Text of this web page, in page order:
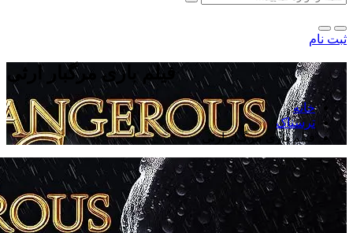
ثبت نام
فیلم بازی مرگبار ارثی
خانه
ترسناک
فیلم بازی مرگبار ارثی